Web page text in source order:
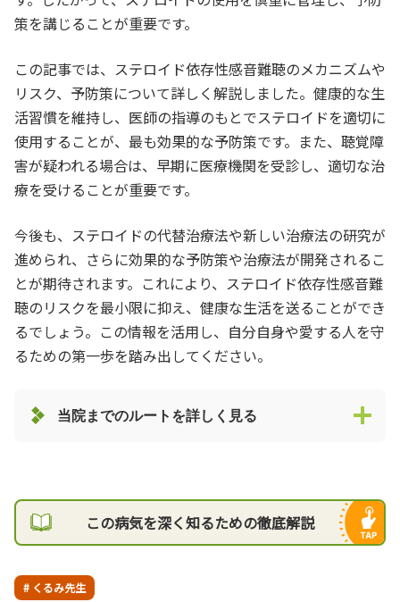
策を講じることが重要です。
この記事では、ステロイド依存性感音難聴のメカニズムや
リスク、予防策について詳しく解説しました。健康的な生
活習慣を維持し、医師の指導のもとでステロイドを適切に
使用することが、最も効果的な予防策です。また、聴覚障
害が疑われる場合は、早期に医療機関を受診し、適切な治
療を受けることが重要です。
今後も、ステロイドの代替治療法や新しい治療法の研究が
進められ、さらに効果的な予防策や治療法が開発されるこ
とが期待されます。これにより、ステロイド依存性感音難
聴のリスクを最小限に抑え、健康な生活を送ることができ
るでしょう。この情報を活用し、自分自身や愛する人を守
るための第一歩を踏み出してください。
当院までのルートを詳しく見る
この病気を深く知るための徹底解説
# くるみ先生